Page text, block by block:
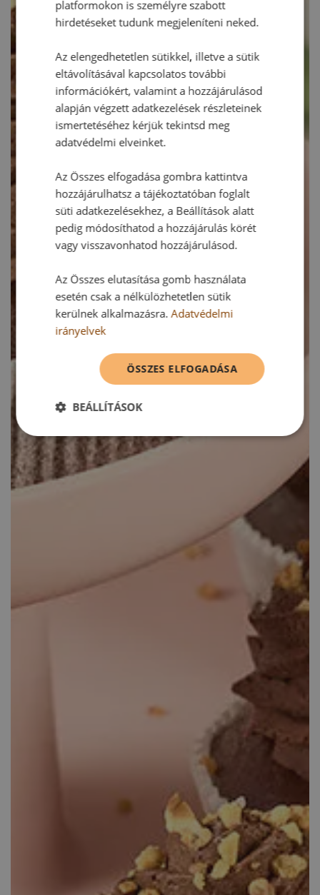
platformokon is személyre szabott
hirdetéseket tudunk megjeleníteni neked.
Az elengedhetetlen sütikkel, illetve a sütik
eltávolításával kapcsolatos további
információkért, valamint a hozzájárulásod
alapján végzett adatkezelések részleteinek
ismertetéséhez kérjük tekintsd meg
adatvédelmi elveinket.
Az Összes elfogadása gombra kattintva
hozzájárulhatsz a tájékoztatóban foglalt
süti adatkezelésekhez, a Beállítások alatt
pedig módosíthatod a hozzájárulás körét
vagy visszavonhatod hozzájárulásod.
Az Összes elutasítása gomb használata
esetén csak a nélkülözhetetlen sütik
kerülnek alkalmazásra.Adatvédelmi
irányelvek
ÖSSZES ELFOGADÁSA
BEÁLLÍTÁSOK